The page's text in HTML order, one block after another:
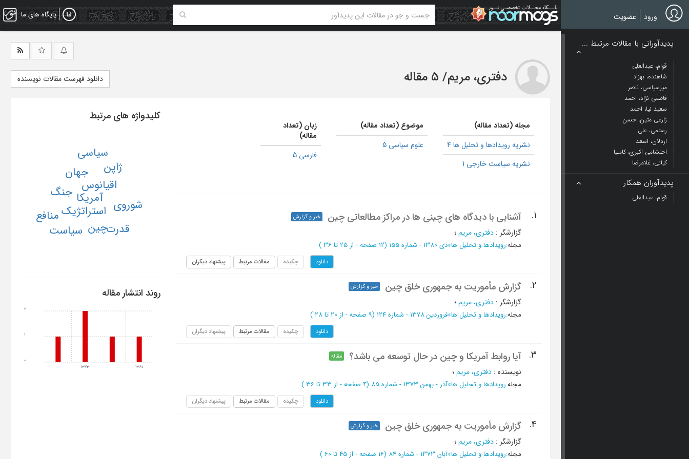
Skip
to
main
پایگاه های ما ورود عضویت
پدیدآورانی با مقالات مرتبط ...
قوام، عبدالعلی
شاهنده، بهزاد
میرسپاسی، ناصر
فاطمی نژاد، احمد
سعید نیا، احمد
زارعی متین، حسن
رستمی، علی
اردلان، اسعد
احتشامی اکبری، کاملیا
کیانی، غلامرضا
پدیدآوران همکار
قوام، عبدالعلی
دفتری، مریم/ 5 مقاله دانلود فهرست مقالات نویسنده
مجله (تعداد مقاله)
نشریه رویدادها و تحلیل ها 4
نشریه سیاست خارجی 1
موضوع (تعداد مقاله)
علوم سیاسی 5
زبان (تعداد
مقاله)
فارسی 5
1. آشنایی با دیدگاه های چینی ها در مراکز مطالعاتی چین خبر و گزارش
گزارشگر : دفتری، مریم؛
مجله:رویدادها و تحلیل ها»دی 1380 - شماره 155 (‎12 صفحه - از 25 تا 36 )
دانلود چکیده مقالات مرتبط پیشنهاد دیگران
2. گزارش مأموریت به جمهوری خلق چین خبر و گزارش
گزارشگر : دفتری، مریم؛
مجله:رویدادها و تحلیل ها»فروردین 1378 - شماره 124 (‎9 صفحه - از 20 تا 28 )
دانلود چکیده مقالات مرتبط پیشنهاد دیگران
3. آیا روابط آمریکا و چین در حال توسعه می باشد؟ مقاله
نویسنده : دفتری، مریم؛
مجله:رویدادها و تحلیل ها»آذر - بهمن 1373 - شماره 85 (‎4 صفحه - از 33 تا 36 )
دانلود چکیده مقالات مرتبط پیشنهاد دیگران
4. گزارش مأموریت به جمهوری خلق چین خبر و گزارش
گزارشگر : دفتری، مریم؛
مجله:رویدادها و تحلیل ها»آبان 1373 - شماره 84 (‎16 صفحه - از 45 تا 60 )
کلیدواژه های مرتبط
آمریکا
استراتژیک
اقیانوس جنگ
جهان
چین
ژاپن
سیاست
سیاسی
شوروی
قدرت
منافع
روند انتشار مقاله
1373 1380
0
1
2